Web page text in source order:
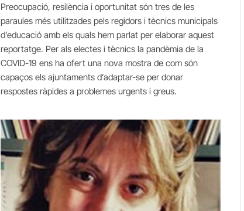
Preocupació, resilència i oportunitat són tres de les
paraules més utilitzades pels regidors i tècnics municipals
d’educació amb els quals hem parlat per elaborar aquest
reportatge. Per als electes i tècnics la pandèmia de la
COVID-19 ens ha ofert una nova mostra de com són
capaços els ajuntaments d’adaptar-se per donar
respostes ràpides a problemes urgents i greus.